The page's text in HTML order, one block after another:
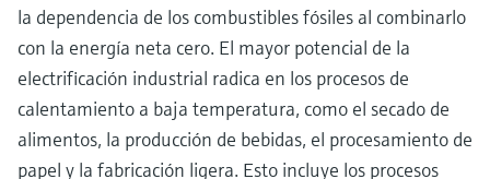
la dependencia de los combustibles fósiles al combinarlo
con la energía neta cero. El mayor potencial de la
electrificación industrial radica en los procesos de
calentamiento a baja temperatura, como el secado de
alimentos, la producción de bebidas, el procesamiento de
papel y la fabricación ligera. Esto incluye los procesos